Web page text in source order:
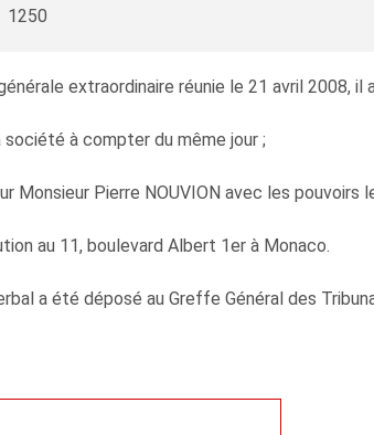
1250
extraordinaire réunie le 21 avril 2008, il
à compter du même jour ;
Monsieur Pierre NOUVION avec les pouvoirs
au 11, boulevard Albert 1er à Monaco.
a été déposé au Greffe Général des